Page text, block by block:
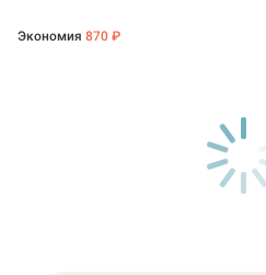
Экономия 870 ₽